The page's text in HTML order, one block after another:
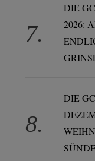
DIE
2026:
DIE